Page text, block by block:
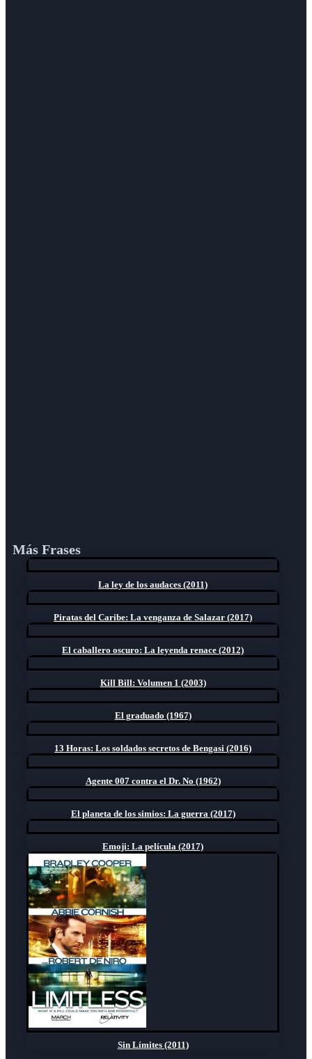
Más Frases
La ley de los audaces (2011)
Piratas del Caribe: La venganza de Salazar (2017)
El caballero oscuro: La leyenda renace (2012)
Kill Bill: Volumen 1 (2003)
El graduado (1967)
13 Horas: Los soldados secretos de Bengasi (2016)
Agente 007 contra el Dr. No (1962)
El planeta de los simios: La guerra (2017)
Emoji: La película (2017)
Sin Límites (2011)